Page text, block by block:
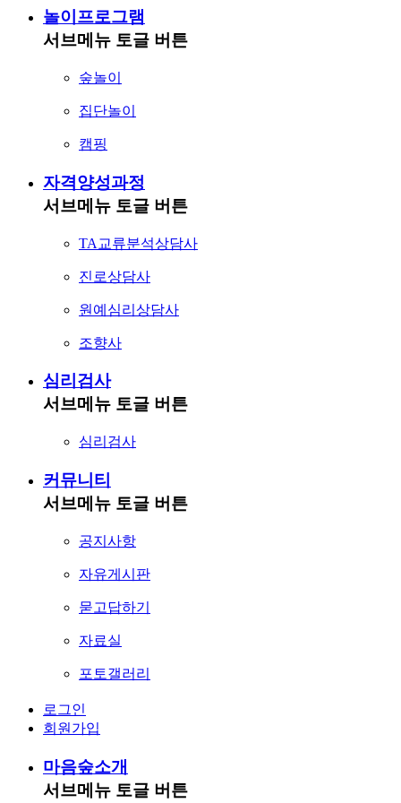
놀이프로그램
서브메뉴 토글 버튼
숲놀이
집단놀이
캠핑
자격양성과정
서브메뉴 토글 버튼
TA교류분석상담사
진로상담사
원예심리상담사
조향사
심리검사
서브메뉴 토글 버튼
심리검사
커뮤니티
서브메뉴 토글 버튼
공지사항
자유게시판
묻고답하기
자료실
포토갤러리
로그인
회원가입
마음숲소개
서브메뉴 토글 버튼